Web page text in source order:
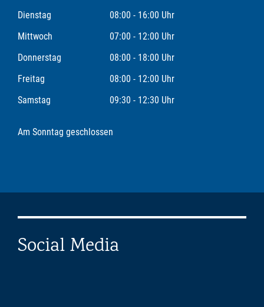
Dienstag
08:00 - 16:00 Uhr
Mittwoch
07:00 - 12:00 Uhr
Donnerstag
08:00 - 18:00 Uhr
Freitag
08:00 - 12:00 Uhr
Samstag
09:30 - 12:30 Uhr
Am Sonntag geschlossen
Social Media